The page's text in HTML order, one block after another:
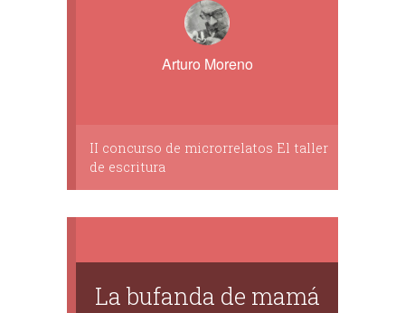
Arturo Moreno
II concurso de microrrelatos El taller
de escritura
La bufanda de mamá